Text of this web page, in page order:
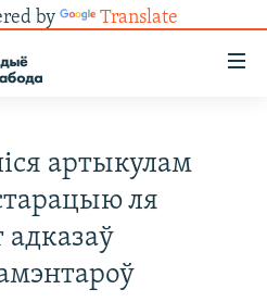
by Translate
артыкулам
ля
адказаў